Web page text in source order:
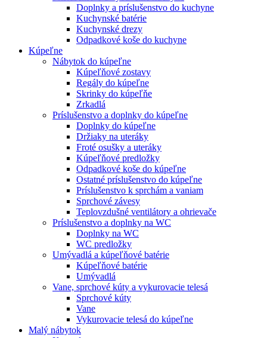
Doplnky a príslušenstvo do kuchyne
Kuchynské batérie
Kuchynské drezy
Odpadkové koše do kuchyne
Kúpeľne
Nábytok do kúpeľne
Kúpeľňové zostavy
Regály do kúpeľne
Skrinky do kúpeľňe
Zrkadlá
Príslušenstvo a doplnky do kúpeľne
Doplnky do kúpeľne
Držiaky na uteráky
Froté osušky a uteráky
Kúpeľňové predložky
Odpadkové koše do kúpeľne
Ostatné príslušenstvo do kúpeľne
Príslušenstvo k sprchám a vaniam
Sprchové závesy
Teplovzdušné ventilátory a ohrievače
Príslušenstvo a doplnky na WC
Doplnky na WC
WC predložky
Umývadlá a kúpeľňové batérie
Kúpeľňové batérie
Umývadlá
Vane, sprchové kúty a vykurovacie telesá
Sprchové kúty
Vane
Vykurovacie telesá do kúpeľne
Malý nábytok